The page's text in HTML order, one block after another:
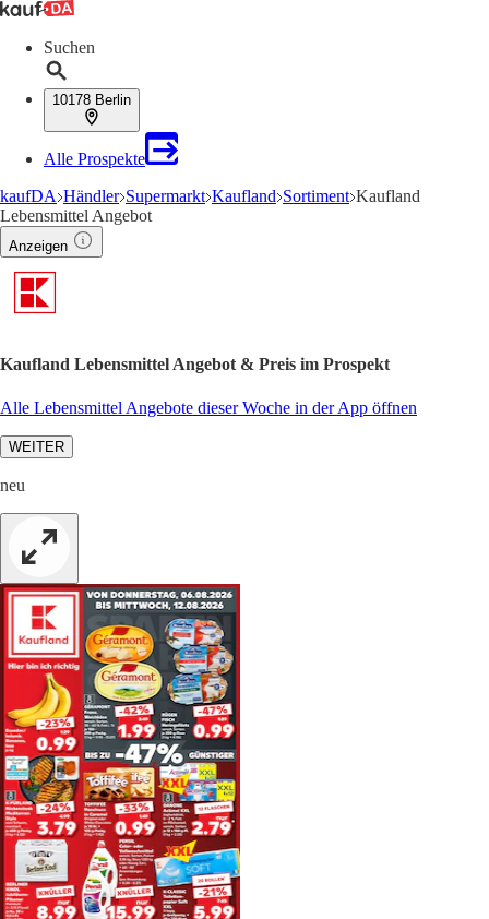
Suchen
10178 Berlin
Alle Prospekte
kaufDA Händler Supermarkt Kaufland Sortiment Kaufland
Lebensmittel Angebot
Anzeigen
Kaufland Lebensmittel Angebot & Preis im Prospekt
Alle Lebensmittel Angebote dieser Woche in der App öffnen
WEITER
neu